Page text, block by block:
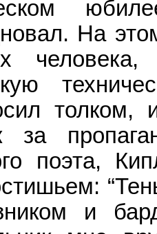
На
человека,
за
поэта,
и